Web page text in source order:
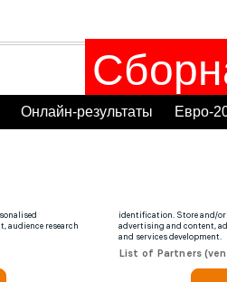
Онлайн-результаты Евро-